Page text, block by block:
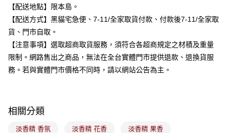
消。如遇「轉專審核」未通過狀況，表示未達大哥付你分期系統評分，恕無
法說明評估內容。
【繳款方式說明】
1.分期款項不併入電信帳單，「大哥付你分期」於每月結算日後寄送繳費提
醒簡訊。
2.透過簡訊連結打開帳單後，可選擇「超商條碼／台灣大直營門市／銀行轉
帳／街口支付／iPASS MONEY」等通路繳費。
買賣價金債權讓與本公司後，依約使用本公司帳單繳交帳款。
資料（包含姓名、電話或地址）提供予台灣大哥大進項蒐集、處理及利用，
每筆NT$100，滿NT$899(含以上)免運費
付款後全家取貨
每筆NT$100，滿NT$899(含以上)免運費
7-11取貨付款
每筆NT$100，滿NT$899(含以上)免運費
每筆NT$100，滿NT$899(含以上)免運費
宅配
【配送地點】限本島。
【配送方式】黑貓宅急便、7-11/全家取貨付款、付款後7-11/全家取
貨、門市自取。
【注意事項】選取超商取貨服務，須符合各超商規定之材積及重量
限制。網路售出之商品，無法在全台實體門市提供退款、退換貨服
務。若與實體門市價格不同時，請以網站公告為主。
相關分類
淡香精 香氛 淡香精 花香 淡香精 果香